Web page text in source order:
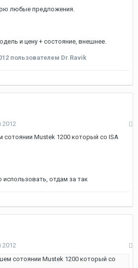
любые предложения.
и цену + состояние, внешнее.
пользователем Dr.Ravik
2012
сотоянии Mustek 1200 который со ISA
использовать, отдам за так
2012
сотоянии Mustek 1200 который со